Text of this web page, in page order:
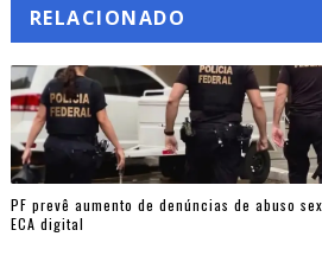
RELACIONADO
PF prevê aumento de denúncias de abuso
ECA digital